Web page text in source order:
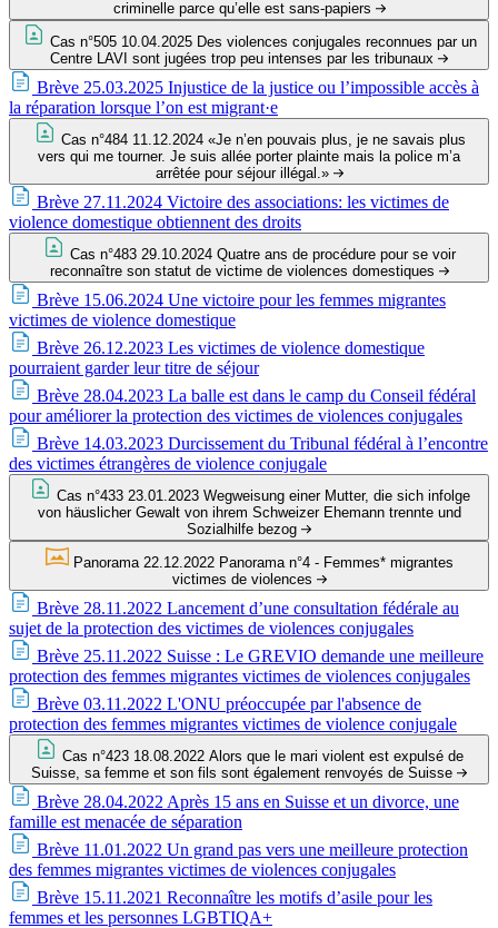
criminelle parce qu’elle est sans-papiers
Cas n°505 10.04.2025 Des violences conjugales reconnues par un
Centre LAVI sont jugées trop peu intenses par les tribunaux
Brève 25.03.2025 Injustice de la justice ou l’impossible accès à
la réparation lorsque l’on est migrant·e
Cas n°484 11.12.2024 «Je n’en pouvais plus, je ne savais plus
vers qui me tourner. Je suis allée porter plainte mais la police m’a
arrêtée pour séjour illégal.»
Brève 27.11.2024 Victoire des associations: les victimes de
violence domestique obtiennent des droits
Cas n°483 29.10.2024 Quatre ans de procédure pour se voir
reconnaître son statut de victime de violences domestiques
Brève 15.06.2024 Une victoire pour les femmes migrantes
victimes de violence domestique
Brève 26.12.2023 Les victimes de violence domestique
pourraient garder leur titre de séjour
Brève 28.04.2023 La balle est dans le camp du Conseil fédéral
pour améliorer la protection des victimes de violences conjugales
Brève 14.03.2023 Durcissement du Tribunal fédéral à l’encontre
des victimes étrangères de violence conjugale
Cas n°433 23.01.2023 Wegweisung einer Mutter, die sich infolge
von häuslicher Gewalt von ihrem Schweizer Ehemann trennte und
Sozialhilfe bezog
Panorama 22.12.2022 Panorama n°4 - Femmes* migrantes
victimes de violences
Brève 28.11.2022 Lancement d’une consultation fédérale au
sujet de la protection des victimes de violences conjugales
Brève 25.11.2022 Suisse : Le GREVIO demande une meilleure
protection des femmes migrantes victimes de violences conjugales
Brève 03.11.2022 L'ONU préoccupée par l'absence de
protection des femmes migrantes victimes de violence conjugale
Cas n°423 18.08.2022 Alors que le mari violent est expulsé de
Suisse, sa femme et son fils sont également renvoyés de Suisse
Brève 28.04.2022 Après 15 ans en Suisse et un divorce, une
famille est menacée de séparation
Brève 11.01.2022 Un grand pas vers une meilleure protection
des femmes migrantes victimes de violences conjugales
Brève 15.11.2021 Reconnaître les motifs d’asile pour les
femmes et les personnes LGBTIQA+